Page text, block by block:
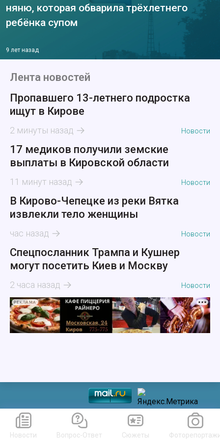
няню, которая обварила трёхлетнего
ребёнка супом
9 лет назад
Лента новостей
Пропавшего 13-летнего подростка
ищут в Кирове
2 минуты назад Новости
17 медиков получили земские
выплаты в Кировской области
11 минут назад Новости
В Кирово-Чепецке из реки Вятка
извлекли тело женщины
час назад Новости
Спецпосланник Трампа и Кушнер
могут посетить Киев и Москву
2 часа назад Новости
РЕКЛАМА
Новости Вопрос-Ответ Сюжеты